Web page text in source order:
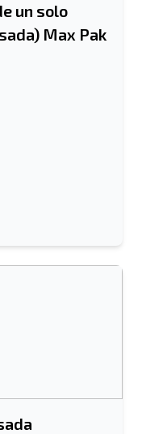
un solo
Max Pak